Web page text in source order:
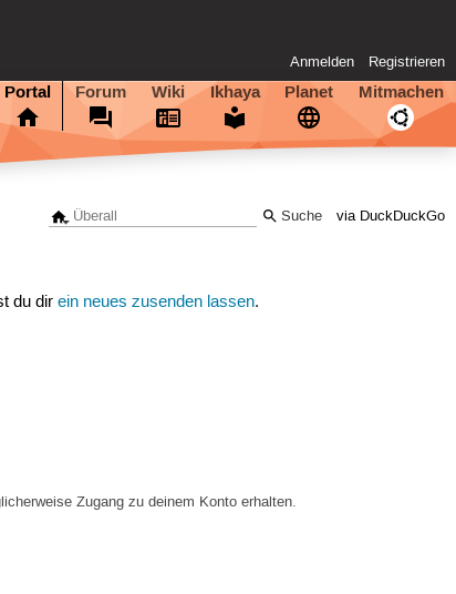
Anmelden Registrieren
Portal Forum Wiki Ikhaya Planet Mitmachen
via DuckDuckGo
du direin neues zusenden lassen.
Zugang zu deinem Konto erhalten.